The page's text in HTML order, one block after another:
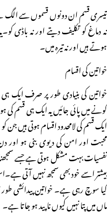
تیسری قسم ان دونوں قسموں سے
نہ دماغ کو تکلیف دیتے اور نہ باڈی
ہوتے ہیں اور نہ تیرہ میں۔
خواتین کی اقسام
خواتین کی بنیادی طور پر صرف ایک
کونے میں پائی جائیں یہ ایک ہی قسم کی
ایک قسم کی لامحدود اقسام ہوتی ہیں
محبت اور امن کی دیوی بنی ہو اور
نفسیات بہت مشکل ہوتی ہے جسے
بیشتر اسے خود بھی سمجھ نہیں آتی
کیا سوچ رہی ہے۔ خواتین پیدائشی طور
ماں میں پتا نہیں کیوں ناپید ہو جاتا ہے۔